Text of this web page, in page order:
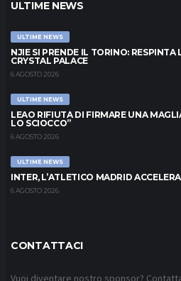
ULTIME NEWS
ULTIME NEWS
NJIE SI PRENDE IL TORINO: RESPINTA
CRYSTAL PALACE
6 AGOSTO 2026
ULTIME NEWS
LEAO RIFIUTA DI FIRMARE UNA
LO SCIOCCO”
6 AGOSTO 2026
ULTIME NEWS
INTER, L’ATLETICO MADRID
6 AGOSTO 2026
CONTATTACI